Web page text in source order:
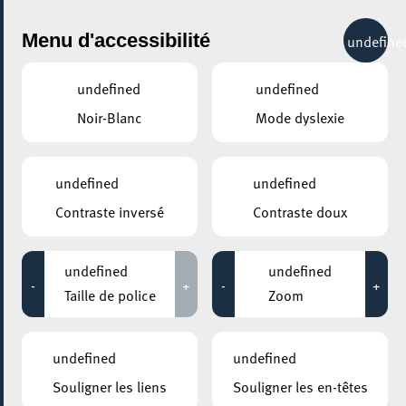
City Life
PARTAGER L'ÉVENEMENT
Menu d'accessibilité
undefined
Noir-Blanc
undefined
Mode dyslexie
undefined
Contraste inversé
undefined
Contraste doux
-
undefined
Taille de police
+ -
undefined
Zoom
+
undefined
Souligner les liens
undefined
Souligner les en-têtes